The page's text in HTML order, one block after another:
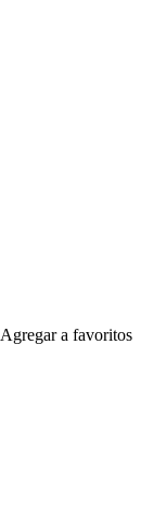
Agregar a favoritos